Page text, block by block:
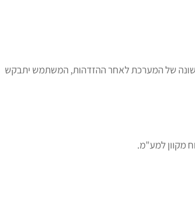
של המערכת לאחר ההזדהות, המשתמש יתבקש
מקוון למע"מ.